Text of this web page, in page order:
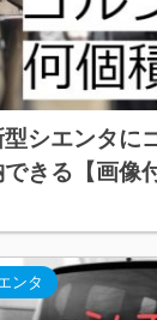
型シエンタに
きる【画像
ンタ